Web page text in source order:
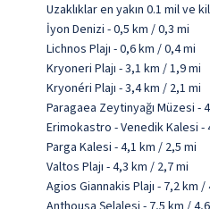
Uzaklıklar en yakın 0.1 mil
İyon Denizi - 0,5 km / 0,3 mi
Lichnos Plajı - 0,6 km / 0,4 mi
Kryoneri Plajı - 3,1 km / 1,9 mi
Kryonéri Plajı - 3,4 km / 2,1 mi
Paragaea Zeytinyağı Müzesi -
Erimokastro - Venedik Kalesi -
Parga Kalesi - 4,1 km / 2,5 mi
Valtos Plajı - 4,3 km / 2,7 mi
Agios Giannakis Plajı - 7,2 km /